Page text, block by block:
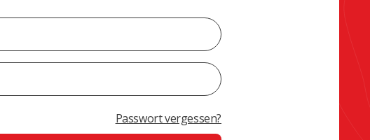
Passwort vergessen?